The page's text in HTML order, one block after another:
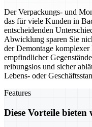
Der Verpackungs- und
das für viele Kunden in
entscheidenden
Abwicklung sparen Sie
der Demontage
empfindlicher
reibungslos und sicher
Lebens- oder
Features
Diese Vorteile